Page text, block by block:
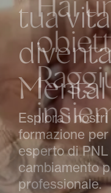
Hai un
obietti
Raggiu
insiem
Approfitta
di coaching
superare le
realizzare i